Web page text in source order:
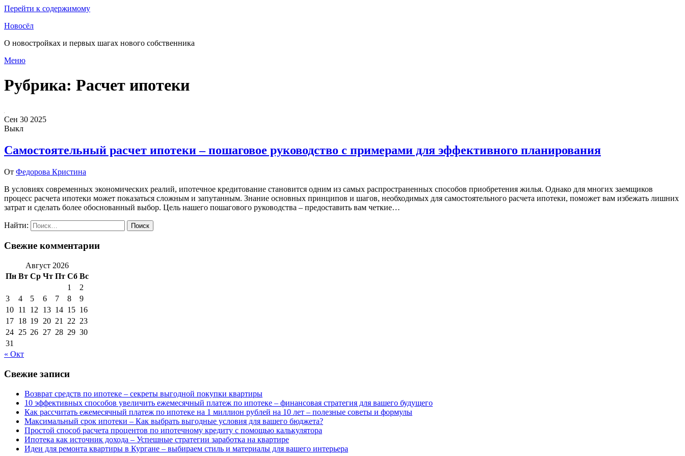
Перейти к содержимому
Новосёл
О новостройках и первых шагах нового собственника
Меню
Рубрика: Расчет ипотеки
Сен 30 2025
Выкл
Самостоятельный расчет ипотеки – пошаговое руководство с примерами для эффективного планирования
От Федорова Кристина
В условиях современных экономических реалий, ипотечное кредитование становится одним из самых распространенных способов приобретения жилья. Однако для многих заемщиков
процесс расчета ипотеки может показаться сложным и запутанным. Знание основных принципов и шагов, необходимых для самостоятельного расчета ипотеки, поможет вам избежать лишних
затрат и сделать более обоснованный выбор. Цель нашего пошагового руководства – предоставить вам четкие…
Найти:
Свежие комментарии
Август 2026
Пн Вт Ср Чт Пт Сб Вс
1
2
3
4 5 6 7 8
9
10 11 12 13 14 15 16
17 18 19 20 21 22 23
24 25 26 27 28 29 30
31
« Окт
Свежие записи
Возврат средств по ипотеке – секреты выгодной покупки квартиры
10 эффективных способов увеличить ежемесячный платеж по ипотеке – финансовая стратегия для вашего будущего
Как рассчитать ежемесячный платеж по ипотеке на 1 миллион рублей на 10 лет – полезные советы и формулы
Максимальный срок ипотеки – Как выбрать выгодные условия для вашего бюджета?
Простой способ расчета процентов по ипотечному кредиту с помощью калькулятора
Ипотека как источник дохода – Успешные стратегии заработка на квартире
Идеи для ремонта квартиры в Кургане – выбираем стиль и материалы для вашего интерьера